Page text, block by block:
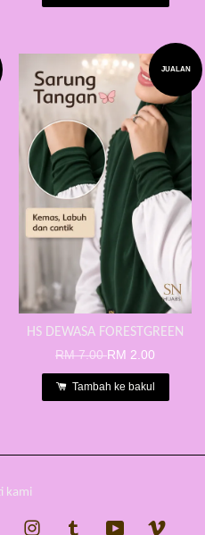
JUALAN
HS DEWASA FORESTGREEN
RM 7.00RM 2.00
Tambah ke bakul
kami
Google InstagramTumblr YouTube